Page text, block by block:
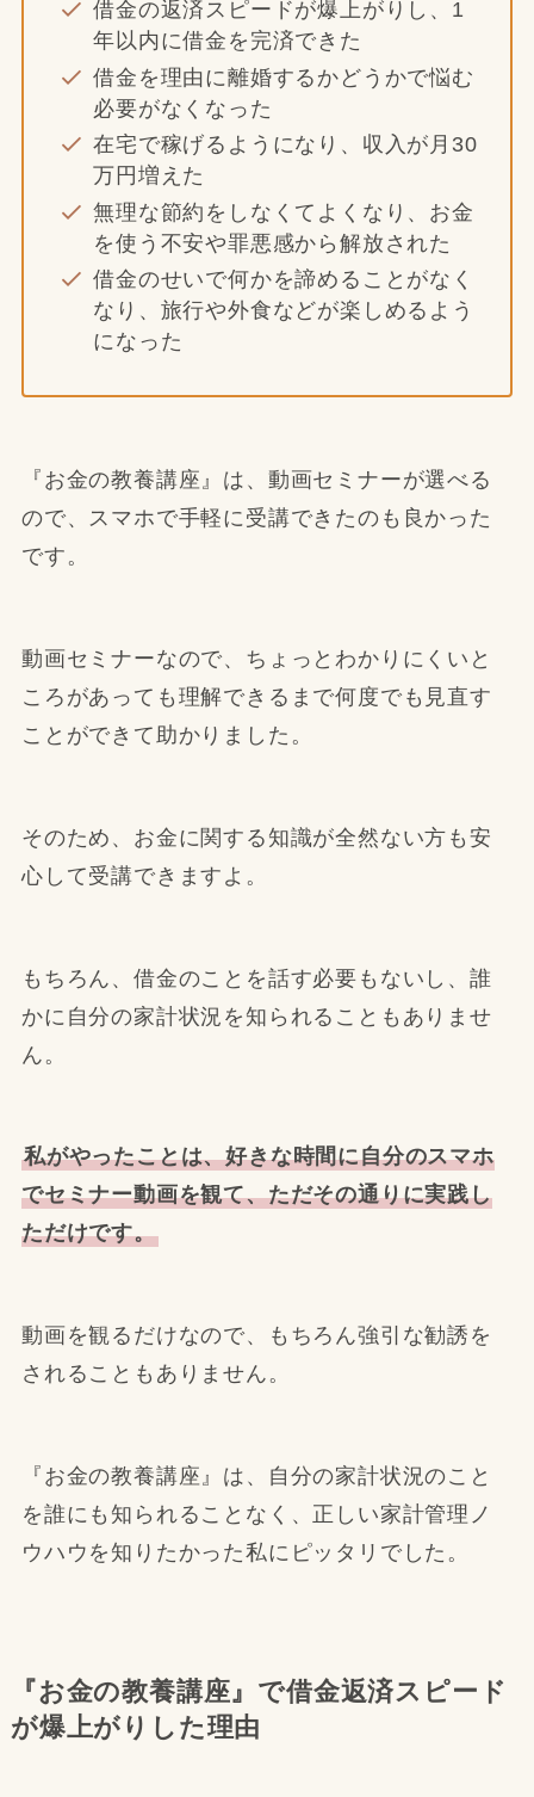
借金の返済スピードが爆上がりし、1
年以内に借金を完済できた
借金を理由に離婚するかどうかで悩む
必要がなくなった
在宅で稼げるようになり、収入が月30
万円増えた
無理な節約をしなくてよくなり、お金
を使う不安や罪悪感から解放された
借金のせいで何かを諦めることがなく
なり、旅行や外食などが楽しめるよう
になった
『お金の教養講座』は、動画セミナーが選べる
ので、スマホで手軽に受講できたのも良かった
です。
動画セミナーなので、ちょっとわかりにくいと
ころがあっても理解できるまで何度でも見直す
ことができて助かりました。
そのため、お金に関する知識が全然ない方も安
心して受講できますよ。
もちろん、借金のことを話す必要もないし、誰
かに自分の家計状況を知られることもありませ
ん。
私がやったことは、好きな時間に自分のスマホ
でセミナー動画を観て、ただその通りに実践し
ただけです。
動画を観るだけなので、もちろん強引な勧誘を
されることもありません。
『お金の教養講座』は、自分の家計状況のこと
を誰にも知られることなく、正しい家計管理ノ
ウハウを知りたかった私にピッタリでした。
『お金の教養講座』で借金返済スピード
が爆上がりした理由